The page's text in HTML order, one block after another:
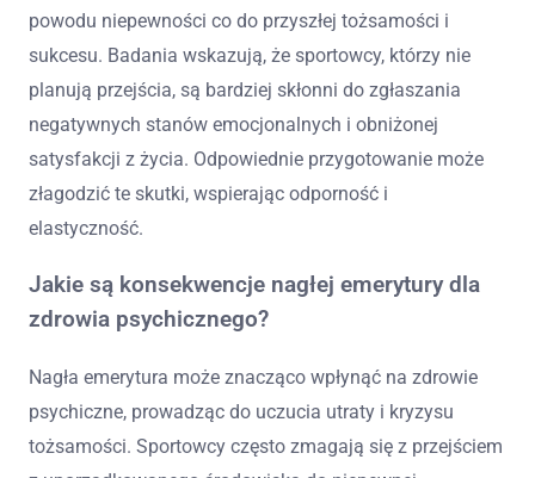
powodu niepewności co do przyszłej tożsamości i
sukcesu. Badania wskazują, że sportowcy, którzy nie
planują przejścia, są bardziej skłonni do zgłaszania
negatywnych stanów emocjonalnych i obniżonej
satysfakcji z życia. Odpowiednie przygotowanie może
złagodzić te skutki, wspierając odporność i
elastyczność.
Jakie są konsekwencje nagłej emerytury dla
zdrowia psychicznego?
Nagła emerytura może znacząco wpłynąć na zdrowie
psychiczne, prowadząc do uczucia utraty i kryzysu
tożsamości. Sportowcy często zmagają się z przejściem